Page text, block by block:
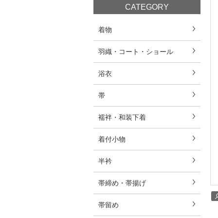
CATEGORY
着物
羽織・コート・ショール
浴衣
帯
襦袢・和装下着
着付小物
半衿
帯締め・帯揚げ
帯留め